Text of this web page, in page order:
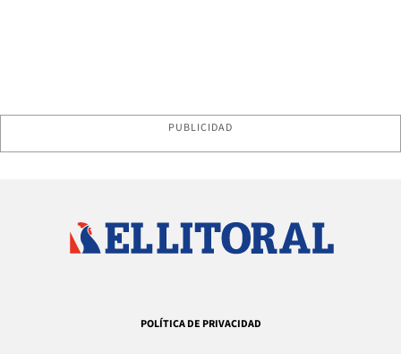
PUBLICIDAD
POLÍTICA DE PRIVACIDAD